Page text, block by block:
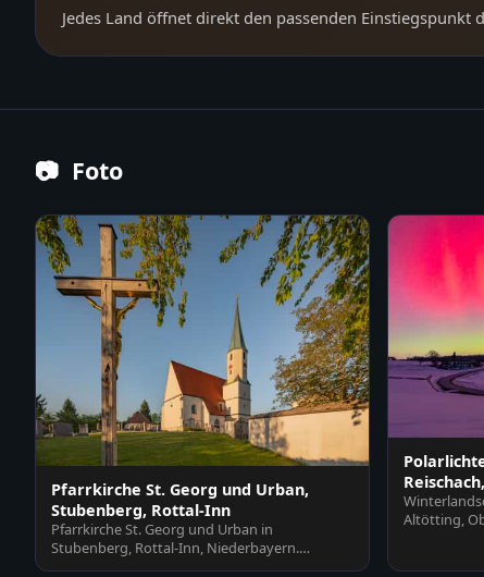
Jedes Land öffnet direkt den passenden Einstiegspunkt
📷 Foto
Pfarrkirche St. Georg und Urban,
Stubenberg, Rottal-Inn
Pfarrkirche St. Georg und Urban in
Stubenberg, Rottal-Inn, Niederbayern.
Historisches Gotteshaus im…
Altötting,